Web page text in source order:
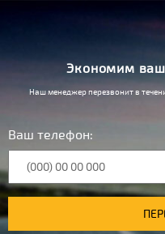
Экономим
Наш менеджер перезвонит в
Ваш телефон: